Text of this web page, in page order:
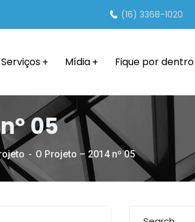
(16) 3368-1020
Serviços Mídia Fique por dentro
05
O Projeto – 2014 nº 05